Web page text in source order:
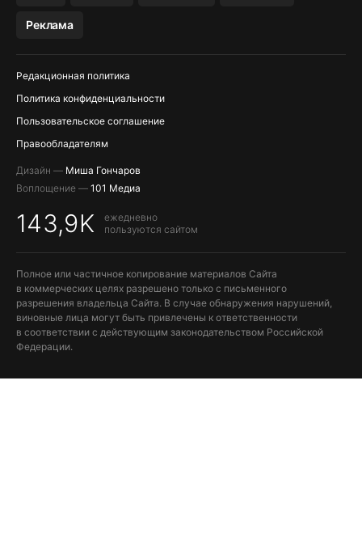
Реклама
Редакционная политика
Политика конфиденциальности
Пользовательское соглашение
Правообладателям
Дизайн — Миша Гончаров
Воплощение — 101 Медиа
143,9K
ежедневно
пользуются сайтом
Полное или частичное копирование материалов Сайта
в коммерческих целях разрешено только с письменного
разрешения владельца Сайта. В случае обнаружения нарушений,
виновные лица могут быть привлечены к ответственности
в соответствии с действующим законодательством Российской
Федерации.